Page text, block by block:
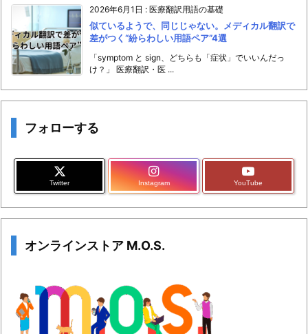
2026年6月1日 : 医療翻訳用語の基礎
似ているようで、同じじゃない。メディカル翻訳で
差がつく“紛らわしい用語ペア”4選
「symptom と sign、どちらも「症状」でいいんだっ
け？」 医療翻訳・医 ...
フォローする
Twitter Instagram YouTube
オンラインストア M.O.S.